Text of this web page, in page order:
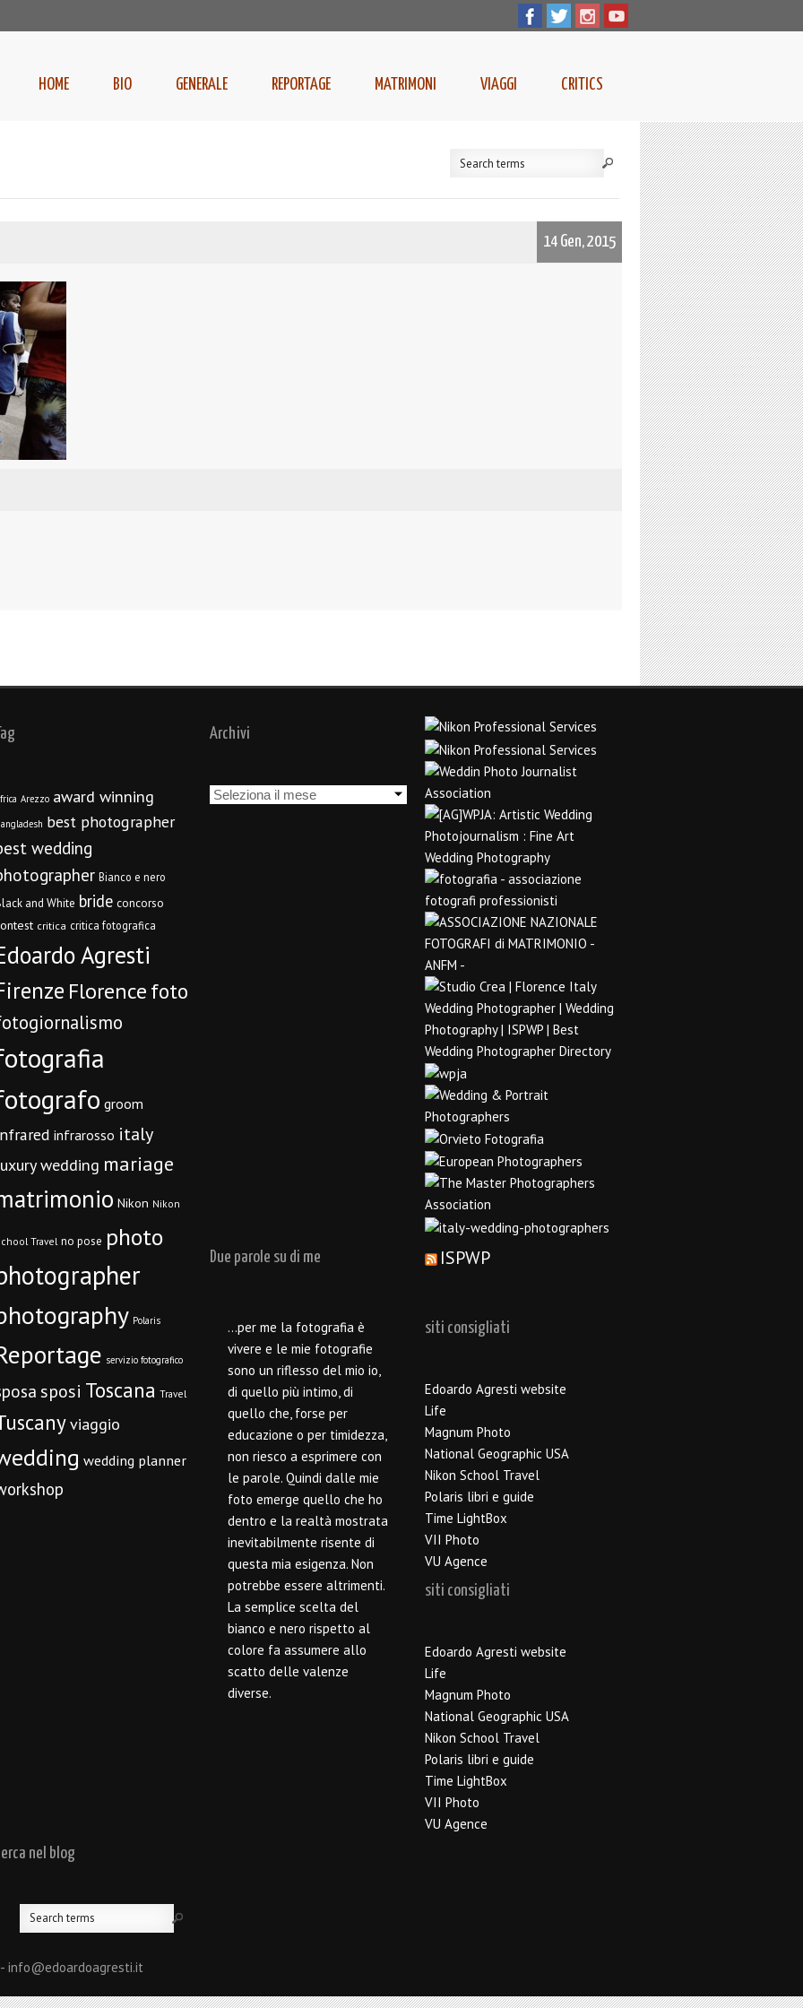
HOME BIO GENERALE REPORTAGE MATRIMONI VIAGGI CRITICS
14 Gen, 2015
Arezzo award winning
best photographer
wedding
Bianco e nero
and White bride concorso
critica critica fotografica
Agresti
Florencefoto
groom
infrarosso italy
wedding mariage
Nikon Nikon
Travel no pose photo
Polaris
servizio fotografico
sposi Toscana Travel
viaggio
wedding planner
Archivi
Archivi
Due parole su di me
…per me la fotografia è
vivere e le mie fotografie
sono un riflesso del mio io,
di quello più intimo, di
quello che, forse per
educazione o per timidezza,
non riesco a esprimere con
le parole. Quindi dalle mie
foto emerge quello che ho
dentro e la realtà mostrata
inevitabilmente risente di
questa mia esigenza. Non
potrebbe essere altrimenti.
La semplice scelta del
bianco e nero rispetto al
colore fa assumere allo
scatto delle valenze
diverse.
ISPWP
siti consigliati
Edoardo Agresti website
Life
Magnum Photo
National Geographic USA
Nikon School Travel
Polaris libri e guide
Time LightBox
VII Photo
VU Agence
siti consigliati
Edoardo Agresti website
Life
Magnum Photo
National Geographic USA
Nikon School Travel
Polaris libri e guide
Time LightBox
VII Photo
VU Agence
nel blog
info@edoardoagresti.it